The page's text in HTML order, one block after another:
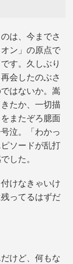
は、今までさ
ン」の原点で
す。久しぶり
会したのぶさ
はないか。嵩
たか、一切描
またぞろ臆面
泣。「わかっ
ソードが乱打
した。
けなきゃいけ
ってるはずだ
けど、何もな